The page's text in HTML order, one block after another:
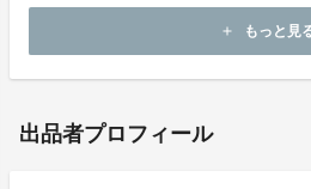
経年変化でしっかりと味が出て
add もっと見
出品者プロフィール